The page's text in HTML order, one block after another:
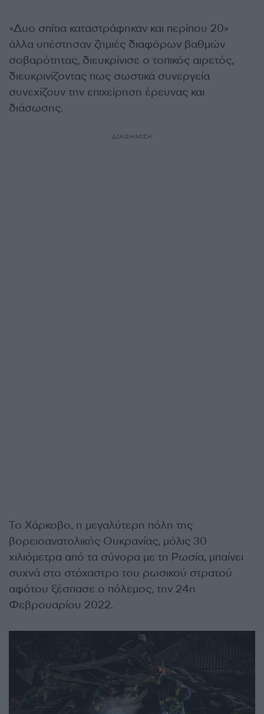
«Δυο σπίτια καταστράφηκαν και περίπου 20»
άλλα υπέστησαν ζημιές διαφόρων βαθμών
σοβαρότητας, διευκρίνισε ο τοπικός αιρετός,
διευκρινίζοντας πως σωστικά συνεργεία
συνεχίζουν την επιχείρηση έρευνας και
διάσωσης.
ΔΙΑΦΗΜΙΣΗ
Το Χάρκοβο, η μεγαλύτερη πόλη της
βορειοανατολικής Ουκρανίας, μόλις 30
χιλιόμετρα από τα σύνορα με τη Ρωσία, μπαίνει
συχνά στο στόχαστρο του ρωσικού στρατού
αφότου ξέσπασε ο πόλεμος, την 24η
Φεβρουαρίου 2022.